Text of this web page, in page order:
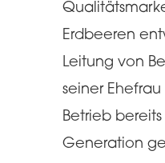
Erdbeeren
Leitung von
seiner
Betrieb
Generation